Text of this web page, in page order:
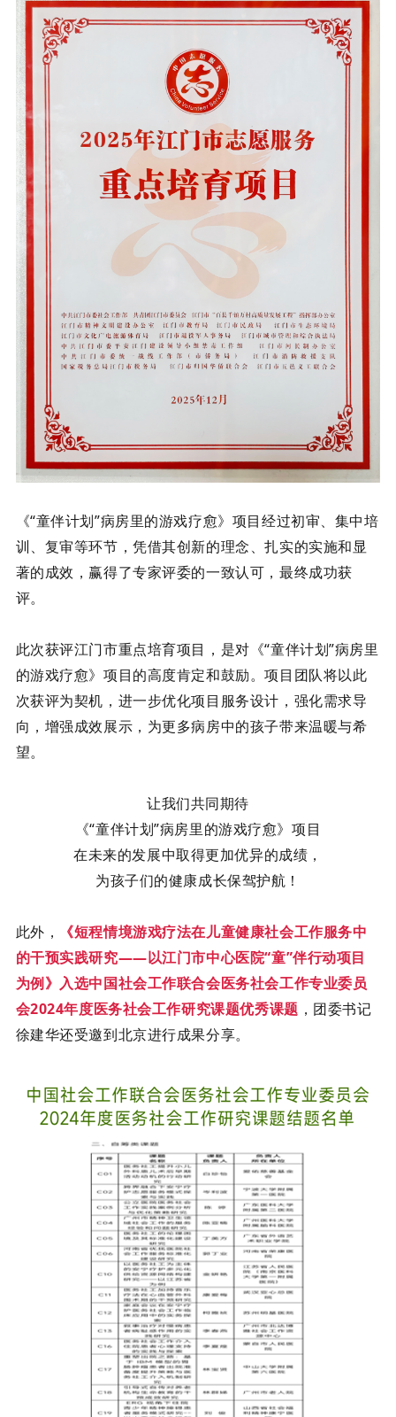
《“童伴计划”病房里的游戏疗愈》项目经过初审、集中培
训、复审等环节，凭借其创新的理念、扎实的实施和显
著的成效，赢得了专家评委的一致认可，最终成功获
评。
此次获评江门市重点培育项目，是对《“童伴计划”病房里
的游戏疗愈》项目的高度肯定和鼓励。项目团队将以此
次获评为契机，进一步优化项目服务设计，强化需求导
向，增强成效展示，为更多病房中的孩子带来温暖与希
望。
让我们共同期待
《“童伴计划”病房里的游戏疗愈》项目
在未来的发展中取得更加优异的成绩，
为孩子们的健康成长保驾护航！
此外，
《短程情境游戏疗法在儿童健康社会工作服务中
的干预实践研究——以江门市中心医院“童”伴行动项目
为例》入选中国社会工作联合会医务社会工作专业委员
会2024年度医务社会工作研究课题优秀课题 ，团委书记
徐建华还受邀到北京进行成果分享。